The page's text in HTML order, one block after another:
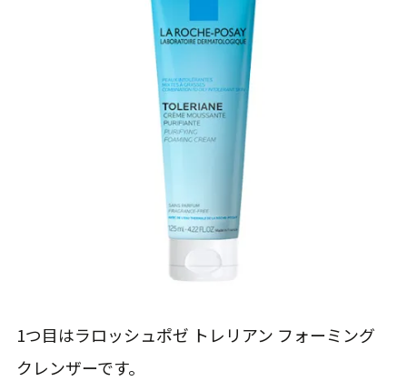
1つ目はラロッシュポゼ トレリアン フォーミング
クレンザーです。